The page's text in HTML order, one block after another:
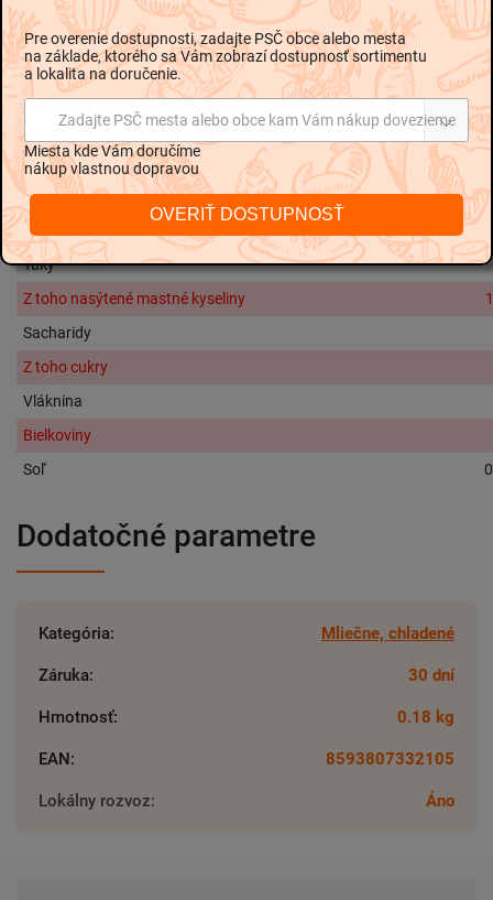
Zloženie:
smotana, stabilizátor: karagenan
Alergény:
Alergény sú v zložení vyznačenéhrubším písmom.
Nutričné hodnoty na 100g:
Energetická hodnota
1306 kJ /
Tuky
Z toho nasýtené mastné kyseliny
Sacharidy
Z toho cukry
Vláknina
Bielkoviny
Soľ
Dodatočné parametre
Kategória: Mliečne, chladené
Záruka: 30 dní
Hmotnosť: 0.18 kg
EAN: 8593807332105
Lokálny rozvoz: Áno
Pre overenie dostupnosti, zadajte PSČ obce alebo mesta
na základe, ktorého sa Vám zobrazí dostupnosť sortimentu
a lokalita na doručenie.
Zadajte PSČ mesta alebo obce kam Vám nákup dovezieme
Miesta kde Vám doručíme
nákup vlastnou dopravou
OVERIŤ DOSTUPNOSŤ